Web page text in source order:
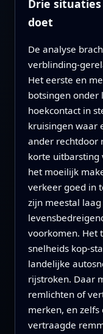
Drie
doet
De analyse
verblinding-
Het eerste en
botsingen onder
hoekcontact in
kruisingen waar
ander rechtdoor
korte uitbarsting
het moeilijk
verkeer goed in
zijn meestal
voorkomen. Het
snelheids kop-
landelijke
rijstroken. Daar
remlichten of
merken, en zelfs
vertraagde